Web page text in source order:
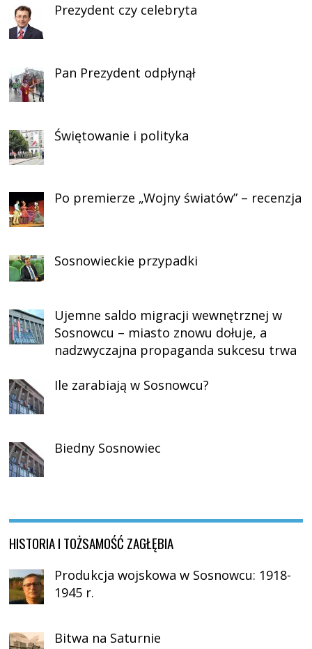
Prezydent czy celebryta
Pan Prezydent odpłynął
Świętowanie i polityka
Po premierze „Wojny światów” – recenzja
Sosnowieckie przypadki
Ujemne saldo migracji wewnętrznej w
Sosnowcu – miasto znowu dołuje, a
nadzwyczajna propaganda sukcesu trwa
Ile zarabiają w Sosnowcu?
Biedny Sosnowiec
HISTORIA I TOŻSAMOŚĆ ZAGŁĘBIA
Produkcja wojskowa w Sosnowcu: 1918-
1945 r.
Bitwa na Saturnie